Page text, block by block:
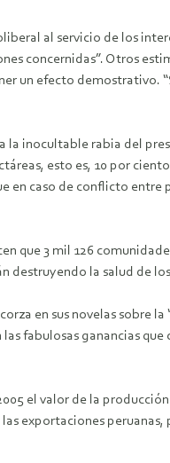
al servicio de los
concernidas”. Otros
un efecto demostrativo.
la inocultable rabia del
esto es, 10 por
en caso de conflicto
que 3 mil 126
destruyendo la salud de
en sus novelas sobre
fabulosas ganancias
el valor de la
exportaciones